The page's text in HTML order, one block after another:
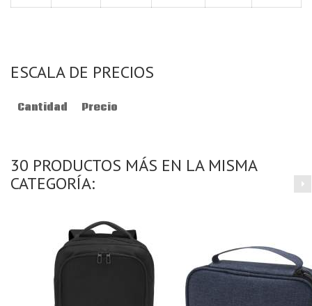
ESCALA DE PRECIOS
Cantidad Precio
30 PRODUCTOS MÁS EN LA MISMA
CATEGORÍA: